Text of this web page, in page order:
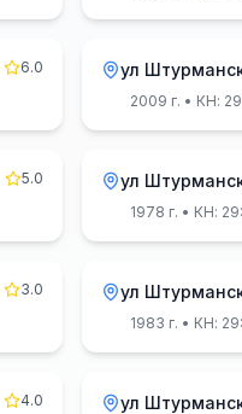
6.0
ул
2009 г. • КН:
5.0
ул
1978 г. • КН:
3.0
ул
1983 г. • КН:
4.0
ул